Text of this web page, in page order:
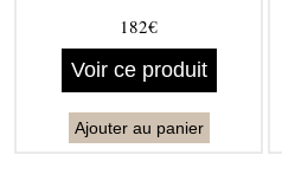
182€
Voir ce produit
Ajouter au panier